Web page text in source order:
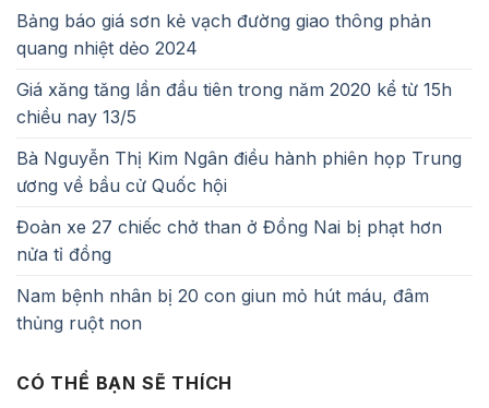
Bảng báo giá sơn kẻ vạch đường giao thông phản
quang nhiệt dẻo 2024
Giá xăng tăng lần đầu tiên trong năm 2020 kể từ 15h
chiều nay 13/5
Bà Nguyễn Thị Kim Ngân điều hành phiên họp Trung
ương về bầu cử Quốc hội
Đoàn xe 27 chiếc chở than ở Đồng Nai bị phạt hơn
nửa tỉ đồng
Nam bệnh nhân bị 20 con giun mỏ hút máu, đâm
thủng ruột non
CÓ THỂ BẠN SẼ THÍCH